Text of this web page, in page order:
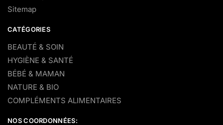
Sitemap
CATÉGORIES
BEAUTÉ & SOIN
HYGIÈNE & SANTÉ
BÉBÉ & MAMAN
NATURE & BIO
COMPLÉMENTS ALIMENTAIRES
NOS COORDONNÉES: